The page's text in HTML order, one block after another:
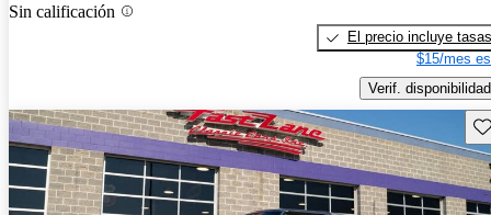
Sin calificación
El precio incluye tasas
$15/mes
Verif. disponibilidad